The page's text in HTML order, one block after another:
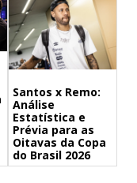
Santos x Remo:
Análise
Estatística e
Prévia para as
Oitavas da Copa
do Brasil 2026